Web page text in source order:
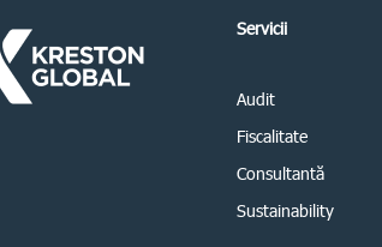
Servicii
Audit
Fiscalitate
Consultantă
Sustainability